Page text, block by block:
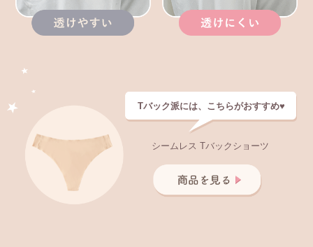
Tバック派には、こちらがおすすめ♥
シームレス Tバックショーツ